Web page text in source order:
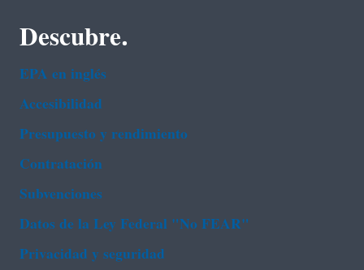
Descubre.
EPA en ingl‌és
Accesibilidad
Presupuesto y rendimiento
Contratación
Subvenciones
Datos de la Ley Federal "No FEAR"
Privacidad y seguridad